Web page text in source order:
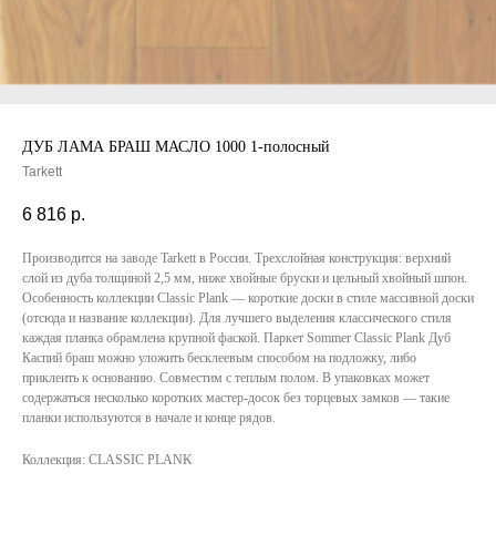
ДУБ ЛАМА БРАШ МАСЛО 1000 1-полосный
Tarkett
6 816 р.
Производится на заводе Tarkett в России. Трехслойная конструкция: верхний
слой из дуба толщиной 2,5 мм, ниже хвойные бруски и цельный хвойный шпон.
Особенность коллекции Classic Plank — короткие доски в стиле массивной доски
(отсюда и название коллекции). Для лучшего выделения классического стиля
каждая планка обрамлена крупной фаской. Паркет Sommer Classic Plank Дуб
Каспий браш можно уложить бесклеевым способом на подложку, либо
приклеить к основанию. Совместим с теплым полом. В упаковках может
содержаться несколько коротких мастер-досок без торцевых замков — такие
планки используются в начале и конце рядов.
Коллекция: CLASSIC PLANK